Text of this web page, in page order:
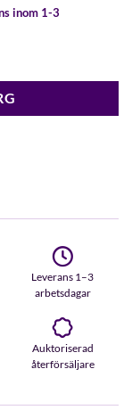
inom 1-3
Leverans 1–3
arbetsdagar
Auktoriserad
återförsäljare